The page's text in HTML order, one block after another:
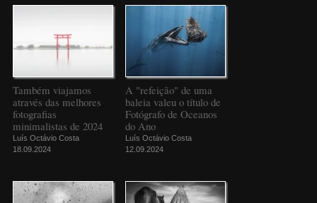
Também viajamos
através das melhores
fotografias
minimalistas de 2024
Luís Octávio Costa
18.09.2024
A "refeição" de uma
baleia valeu o título de
Fotógrafo de Oceanos
do Ano
Luís Octávio Costa
12.09.2024